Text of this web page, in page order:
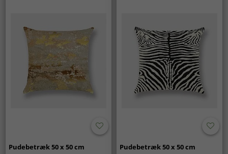
Pudebetræk 50 x 50 cm Pudebetræk 50 x 50 cm